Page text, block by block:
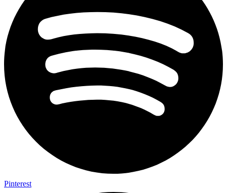
Pinterest